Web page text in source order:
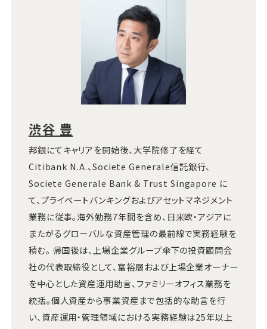
渋谷 豊
邦銀にてキャリアを開始後、大学院修了を経て
Citibank N.A.、Societe Generale信託銀行、
Societe Generale Bank & Trust Singapore に
て、プライベートバンキングおよびアセットマネジメント
業務に従事。海外勤務7年間を含め、日米欧・アジアに
またがるグローバルな資産管理の最前線で実務経験を
積む。 帰国後は、上場企業グループ傘下の投資顧問会
社の代表取締役として、富裕層および上場企業オーナー
を中心とした資産運用助言、ファミリーオフィス業務を
統括。個人資産から事業資産まで包括的な助言を行
い、資産運用・管理領域における実務経験は25年以上